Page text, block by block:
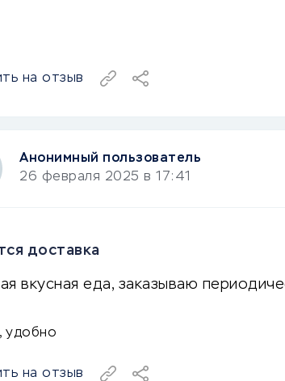
на отзыв
Анонимный пользователь
26 февраля 2025 в 17:41
доставка
вкусная еда, заказываю
удобно
на отзыв